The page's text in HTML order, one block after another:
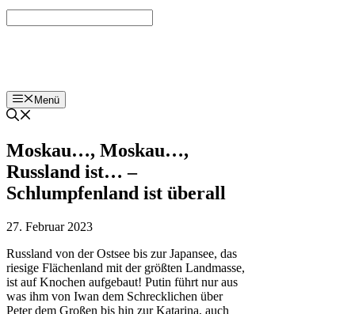
Menü
Moskau…, Moskau…,
Russland ist… –
Schlumpfenland ist überall
27. Februar 2023
Russland von der Ostsee bis zur Japansee, das
riesige Flächenland mit der größten Landmasse,
ist auf Knochen aufgebaut! Putin führt nur aus
was ihm von Iwan dem Schrecklichen über
Peter dem Großen bis hin zur Katarina, auch